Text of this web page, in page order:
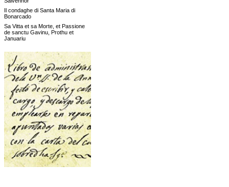
Il condaghe di Santa Maria di
Bonarcado
Sa Vitta et sa Morte, et Passione
de sanctu Gavinu, Prothu et
Januariu